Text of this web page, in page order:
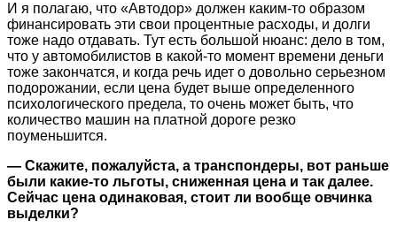
И я полагаю, что «Автодор» должен каким-то образом
финансировать эти свои процентные расходы, и долги
тоже надо отдавать. Тут есть большой нюанс: дело в том,
что у автомобилистов в какой-то момент времени деньги
тоже закончатся, и когда речь идет о довольно серьезном
подорожании, если цена будет выше определенного
психологического предела, то очень может быть, что
количество машин на платной дороге резко
поуменьшится.
— Скажите, пожалуйста, а транспондеры, вот раньше
были какие-то льготы, сниженная цена и так далее.
Сейчас цена одинаковая, стоит ли вообще овчинка
выделки?